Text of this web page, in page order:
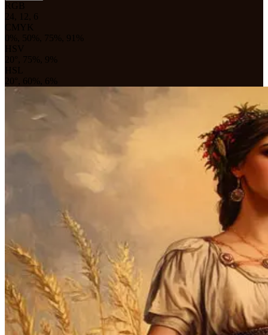
RGB
24, 12, 6
CMYK
0%, 50%, 75%, 91%
HSV
20°, 75%, 9%
HSL
20°, 60%, 6%